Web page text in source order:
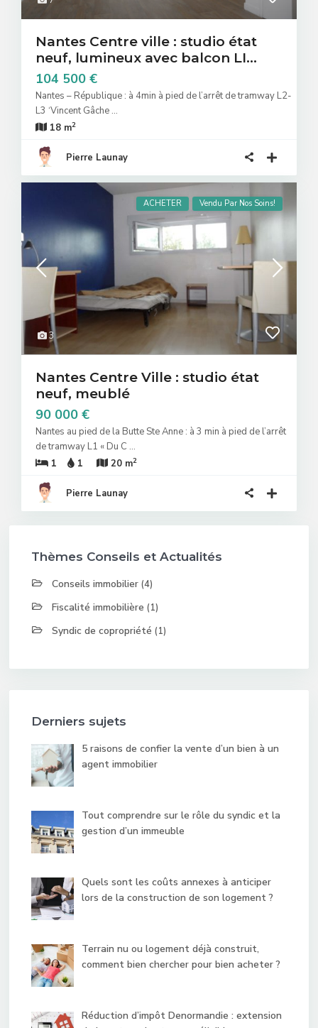
Nantes Centre ville : studio état
neuf, lumineux avec balcon LI...
104 500 €
Nantes – République : à 4min à pied de l’arrêt de tramway L2-
L3 ‘Vincent Gâche ...
18 m2
Pierre Launay
3
ACHETER Vendu Par Nos Soins!
Nantes Centre Ville : studio état
neuf, meublé
90 000 €
Nantes au pied de la Butte Ste Anne : à 3 min à pied de l’arrêt
de tramway L1 « Du C ...
1
1 20 m2
Pierre Launay
Thèmes Conseils et Actualités
Conseils immobilier (4)
Fiscalité immobilière (1)
Syndic de copropriété (1)
Derniers sujets
5 raisons de confier la vente d’un bien à un
agent immobilier
Tout comprendre sur le rôle du syndic et la
gestion d’un immeuble
Quels sont les coûts annexes à anticiper
lors de la construction de son logement ?
Terrain nu ou logement déjà construit,
comment bien chercher pour bien acheter ?
Réduction d’impôt Denormandie : extension